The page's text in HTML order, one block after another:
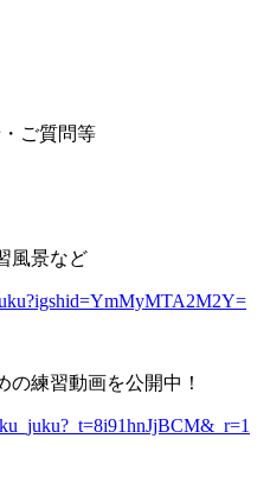
ご質問等
風景など
の練習動画を公開中！